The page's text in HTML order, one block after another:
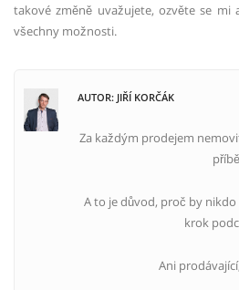
takové změně uvažujete, ozvěte se mi
všechny možnosti.
AUTOR: JIŘÍ KORČÁK
Za každým prodejem
A to je důvod, proč by
krok
Ani